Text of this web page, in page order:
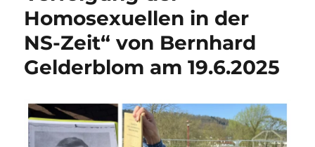
Homosexuellen in der
NS-Zeit“ von Bernhard
Gelderblom am 19.6.2025